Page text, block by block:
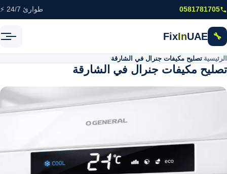
تخطى إلى المحتوى الرئيسي
0581781705 طوارئ 24/7 ⚡
🔧
FixInUAE
الرئيسية تصليح مكيفات جنرال في الشارقة
تصليح مكيفات جنرال في الشارقة